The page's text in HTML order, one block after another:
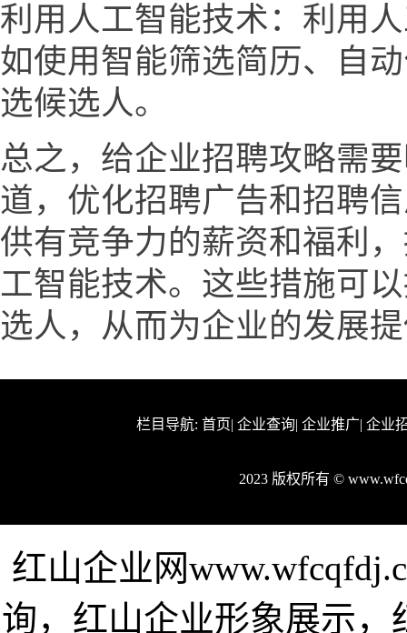
利用人工智能技术：利用
如使用智能筛选简历、自
选候选人。
总之，给企业招聘攻略需
道，优化招聘广告和招聘
供有竞争力的薪资和福利
工智能技术。这些措施可
选人，从而为企业的发展
栏目导航: 首页| 企业查询| 企业推广| 企业
2023 版权所有 ©
红山企业网
询，红山企业形象展示